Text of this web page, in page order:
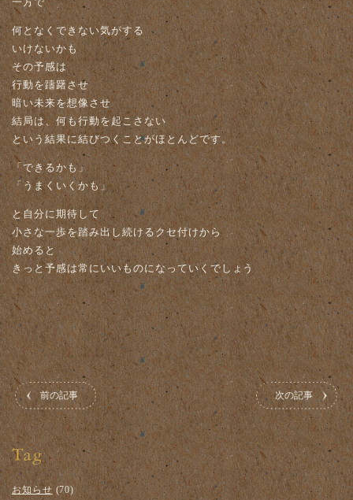
何となくできない気がする
いけないかも
その予感は
行動を躊躇させ
暗い未来を想像させ
結局は、何も行動を起こさない
という結果に結びつくことがほとんどです。
「できるかも」
「うまくいくかも」
と自分に期待して
小さな一歩を踏み出し続けるクセ付けから
始めると
きっと予感は常にいいものになっていくでしょう
前の記事 次の記事
お知らせ(70)